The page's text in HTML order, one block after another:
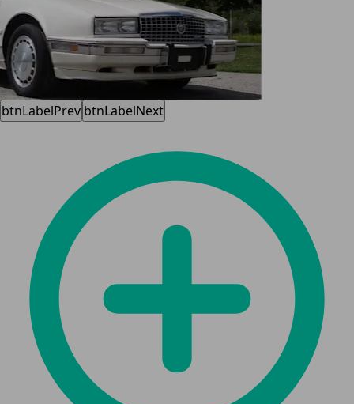
btnLabelPrev btnLabelNext